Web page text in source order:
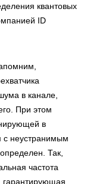
квантовых
ID
в канале,
При этом
в
с неустранимым
Так,
частота
гарантирующая